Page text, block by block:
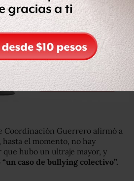
Coordinación Guerrero afirmó a
hasta el momento, no hay
que hubo un ultraje mayor, y
caso de bullying colectivo”.